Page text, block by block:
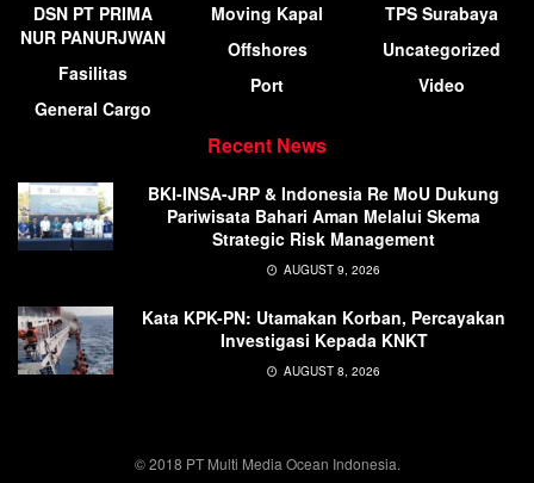
DSN PT PRIMA
NUR PANURJWAN
Fasilitas
General Cargo
Moving Kapal
Offshores
Port
TPS Surabaya
Uncategorized
Video
Recent News
BKI-INSA-JRP & Indonesia Re MoU Dukung
Pariwisata Bahari Aman Melalui Skema
Strategic Risk Management
AUGUST 9, 2026
Kata KPK-PN: Utamakan Korban, Percayakan
Investigasi Kepada KNKT
AUGUST 8, 2026
© 2018 PT Multi Media Ocean Indonesia.